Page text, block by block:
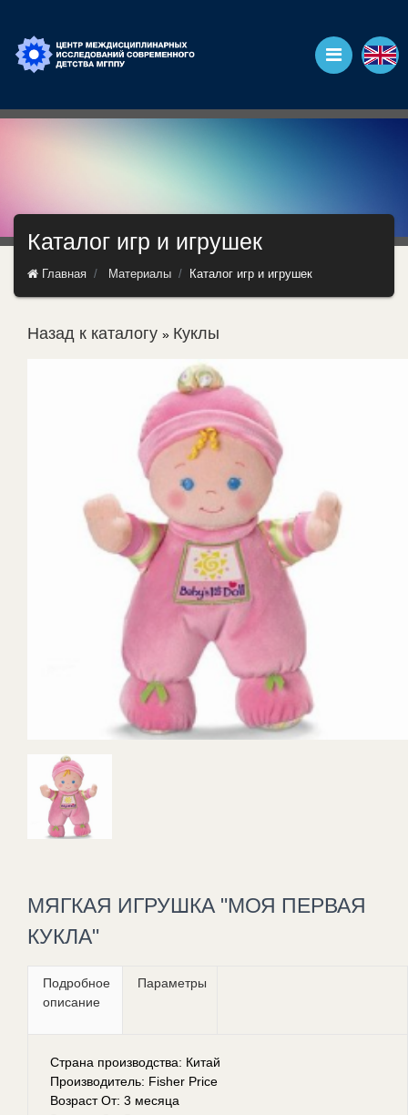
Каталог игр и игрушек
Главная Материалы Каталог игр и игрушек
Назад к каталогу Куклы
МЯГКАЯ ИГРУШКА "МОЯ ПЕРВАЯ
КУКЛА"
Подробное
описание
Параметры
Страна производства: Китай
Производитель: Fisher Price
Возраст От: 3 месяца